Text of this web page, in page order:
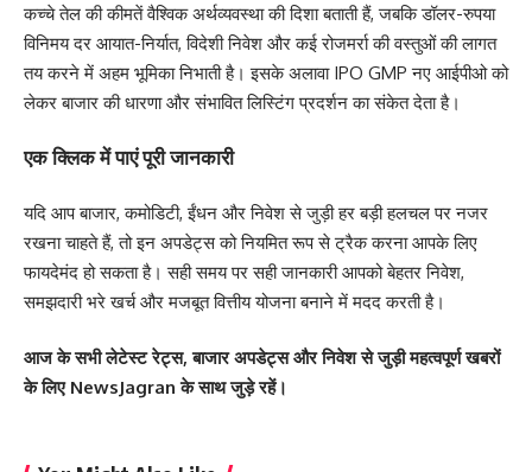
कच्चे तेल की कीमतें वैश्विक अर्थव्यवस्था की दिशा बताती हैं, जबकि डॉलर-रुपया
विनिमय दर आयात-निर्यात, विदेशी निवेश और कई रोजमर्रा की वस्तुओं की लागत
तय करने में अहम भूमिका निभाती है। इसके अलावा IPO GMP नए आईपीओ को
लेकर बाजार की धारणा और संभावित लिस्टिंग प्रदर्शन का संकेत देता है।
एक क्लिक में पाएं पूरी जानकारी
यदि आप बाजार, कमोडिटी, ईंधन और निवेश से जुड़ी हर बड़ी हलचल पर नजर
रखना चाहते हैं, तो इन अपडेट्स को नियमित रूप से ट्रैक करना आपके लिए
फायदेमंद हो सकता है। सही समय पर सही जानकारी आपको बेहतर निवेश,
समझदारी भरे खर्च और मजबूत वित्तीय योजना बनाने में मदद करती है।
आज के सभी लेटेस्ट रेट्स, बाजार अपडेट्स और निवेश से जुड़ी महत्वपूर्ण खबरों
के लिए NewsJagran के साथ जुड़े रहें।